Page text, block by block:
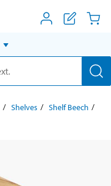
Shelves
Shelf Beech